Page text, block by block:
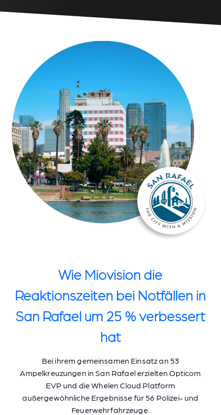
Wie Miovision die
Reaktionszeiten bei Notfällen in
San Rafael um 25 % verbessert
hat
Bei ihrem gemeinsamen Einsatz an 53
Ampelkreuzungen in San Rafael erzielten Opticom
EVP und die Whelen Cloud Platform
außergewöhnliche Ergebnisse für 56 Polizei- und
Feuerwehrfahrzeuge.